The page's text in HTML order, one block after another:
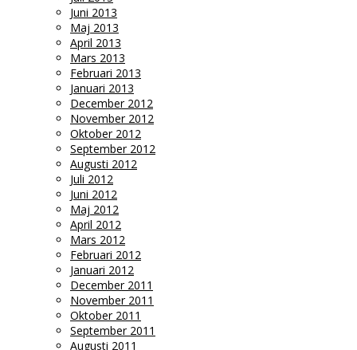
Juni 2013
Maj 2013
April 2013
Mars 2013
Februari 2013
Januari 2013
December 2012
November 2012
Oktober 2012
September 2012
Augusti 2012
Juli 2012
Juni 2012
Maj 2012
April 2012
Mars 2012
Februari 2012
Januari 2012
December 2011
November 2011
Oktober 2011
September 2011
Augusti 2011